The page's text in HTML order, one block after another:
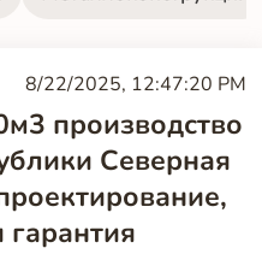
8/22/2025, 12:47:20 PM
производство
Северная